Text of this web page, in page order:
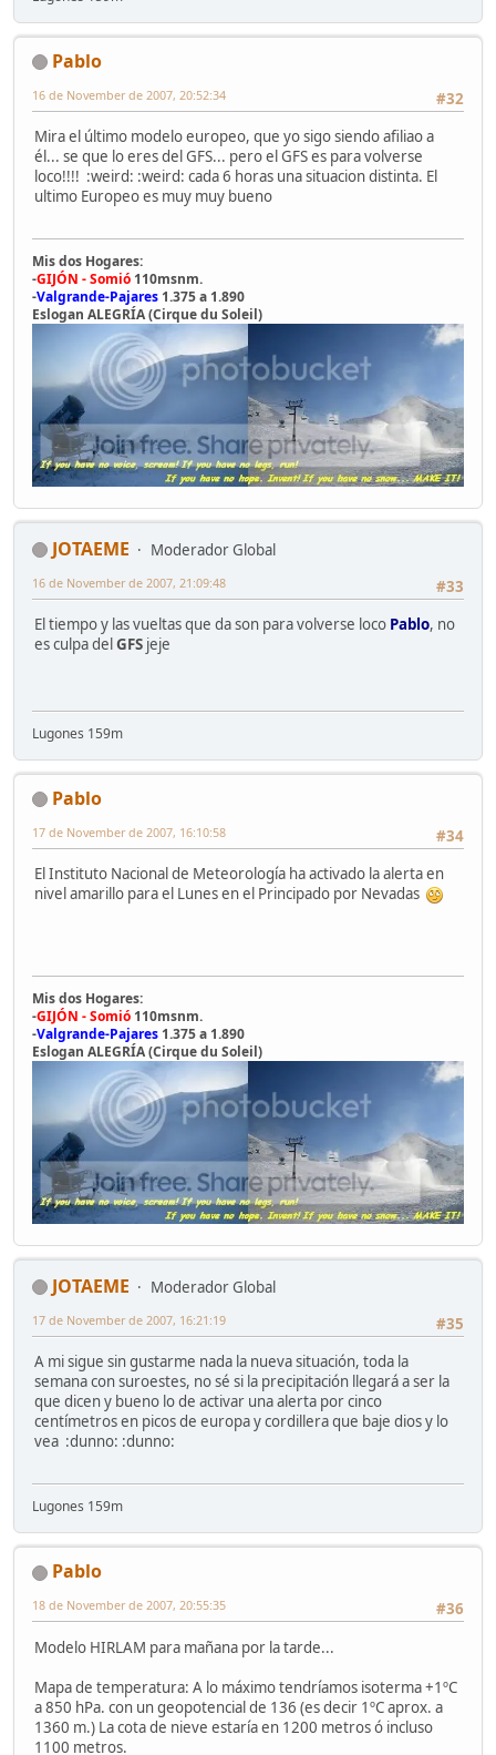
Pablo
#32
16 de November de 2007, 20:52:34
Mira el último modelo europeo, que yo sigo siendo afiliao a
él... se que lo eres del GFS... pero el GFS es para volverse
loco!!!! :weird: :weird: cada 6 horas una situacion distinta. El
ultimo Europeo es muy muy bueno
Mis dos Hogares:
-GIJÓN - Somió 110msnm.
-Valgrande-Pajares 1.375 a 1.890
Eslogan ALEGRÍA (Cirque du Soleil)
JOTAEME
Moderador Global
#33
16 de November de 2007, 21:09:48
El tiempo y las vueltas que da son para volverse loco Pablo, no
es culpa delGFS jeje
Lugones 159m
Pablo
#34
17 de November de 2007, 16:10:58
El Instituto Nacional de Meteorología ha activado la alerta en
nivel amarillo para el Lunes en el Principado por Nevadas
Mis dos Hogares:
-GIJÓN - Somió 110msnm.
-Valgrande-Pajares 1.375 a 1.890
Eslogan ALEGRÍA (Cirque du Soleil)
JOTAEME
Moderador Global
#35
17 de November de 2007, 16:21:19
A mi sigue sin gustarme nada la nueva situación, toda la
semana con suroestes, no sé si la precipitación llegará a ser la
que dicen y bueno lo de activar una alerta por cinco
centímetros en picos de europa y cordillera que baje dios y lo
vea :dunno: :dunno:
Lugones 159m
Pablo
#36
18 de November de 2007, 20:55:35
Modelo HIRLAM para mañana por la tarde...
Mapa de temperatura: A lo máximo tendríamos isoterma +1ºC
a 850 hPa. con un geopotencial de 136 (es decir 1ºC aprox. a
1360 m.) La cota de nieve estaría en 1200 metros ó incluso
1100 metros.